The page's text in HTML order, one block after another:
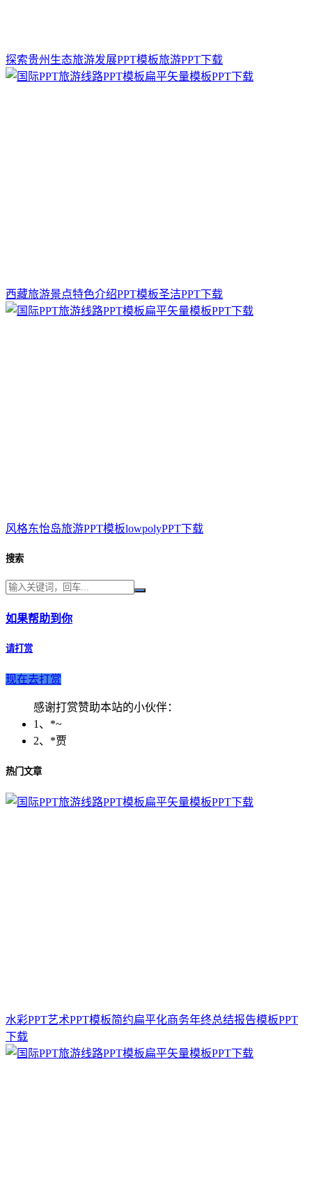
探索贵州生态旅游发展PPT模板旅游PPT下载
西藏旅游景点特色介绍PPT模板圣洁PPT下载
风格东怡岛旅游PPT模板lowpolyPPT下载
搜索
如果帮助到你
请打赏
现在去打赏
感谢打赏赞助本站的小伙伴：
1、*~
2、*贾
热门文章
水彩PPT艺术PPT模板简约扁平化商务年终总结报告模板PPT
下载